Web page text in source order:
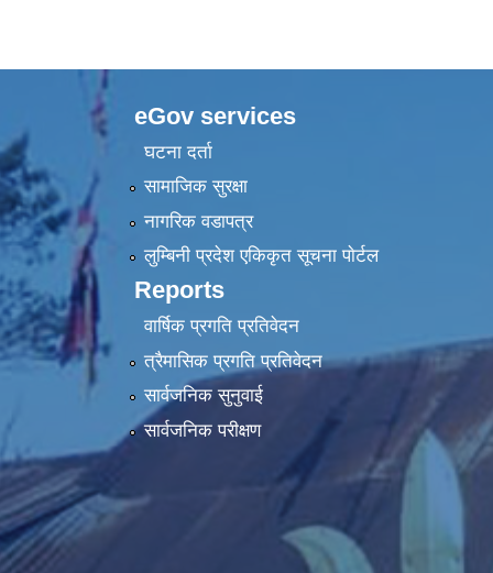
eGov services
घटना दर्ता
सामाजिक सुरक्षा
नागरिक वडापत्र
लुम्बिनी प्रदेश एकिकृत सूचना पाेर्टल
Reports
वार्षिक प्रगति प्रतिवेदन
त्रैमासिक प्रगति प्रतिवेदन
सार्वजनिक सुनुवाई
सार्वजनिक परीक्षण